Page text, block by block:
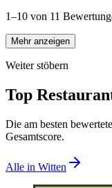
1–10 von 11
Mehr anzeigen
Weiter stöbern
Top
Die am besten
Gesamtscore.
Alle in Witten